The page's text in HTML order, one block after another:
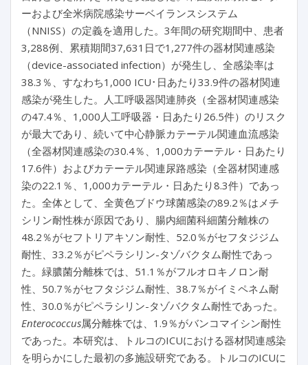
ーおよび全米病院感染サーベイランスシステム
（NNISS）の定義を適用した。3年間の研究期間中、患者
3,288例、累積期間37,631日で1,277件の器材関連感染
（device-associated infection）が発生し、全感染率は
38.3％、すなわち1,000 ICU･日あたり33.9件の器材関連
感染が発生した。人工呼吸器関連肺炎（全器材関連感染
の47.4％、1,000人工呼吸器・日あたり26.5件）のリスク
が最大であり、続いて中心静脈カテーテル関連血流感染
（全器材関連感染の30.4％、1,000カテーテル・日あたり
17.6件）およびカテーテル関連尿路感染（全器材関連感
染の22.1％、1,000カテーテル・日あたり8.3件）であっ
た。全体として、全黄色ブドウ球菌感染の89.2％はメチ
シリン耐性株が原因であり、腸内細菌科細菌分離株の
48.2％がセフトリアキソン耐性、52.0％がセフタジジム
耐性、33.2％がピペラシリン-タゾバクタム耐性であっ
た。緑膿菌分離株では、51.1％がフルオロキノロン耐
性、50.7％がセフタジジム耐性、38.7％がイミペネム耐
性、30.0％がピペラシリン-タゾバクタム耐性であった。
Enterococcus属分離株では、1.9％がバンコマイシン耐性
であった。本研究は、トルコのICUにおける器材関連感染
を明らかにした最初の多施設研究である。トルコのICUに